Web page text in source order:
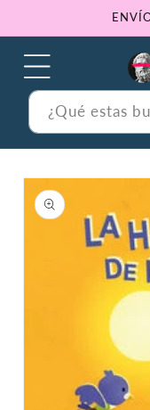
al contenido
¿Qué estas
directamente
información
del producto